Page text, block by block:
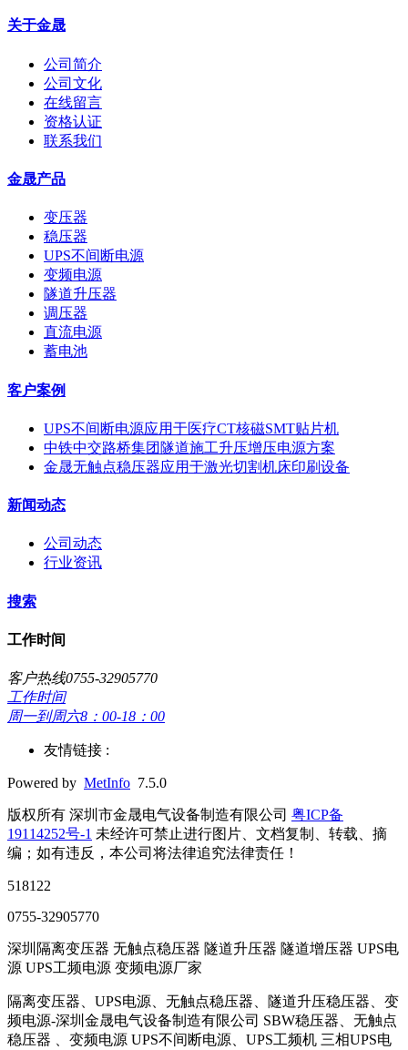
关于金晟
公司简介
公司文化
在线留言
资格认证
联系我们
金晟产品
变压器
稳压器
UPS不间断电源
变频电源
隧道升压器
调压器
直流电源
蓄电池
客户案例
UPS不间断电源应用于医疗CT核磁SMT贴片机
中铁中交路桥集团隧道施工升压增压电源方案
金晟无触点稳压器应用于激光切割机床印刷设备
新闻动态
公司动态
行业资讯
搜索
工作时间
客户热线0755-32905770
工作时间
周一到周六8：00-18：00
友情链接 :
Powered by MetInfo 7.5.0
版权所有 深圳市金晟电气设备制造有限公司 粤ICP备
19114252号-1 未经许可禁止进行图片、文档复制、转载、摘
编；如有违反，本公司将法律追究法律责任！
518122
0755-32905770
深圳隔离变压器 无触点稳压器 隧道升压器 隧道增压器 UPS电
源 UPS工频电源 变频电源厂家
隔离变压器、UPS电源、无触点稳压器、隧道升压稳压器、变
频电源-深圳金晟电气设备制造有限公司 SBW稳压器、无触点
稳压器 、变频电源 UPS不间断电源、UPS工频机 三相UPS电